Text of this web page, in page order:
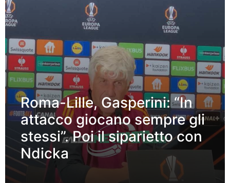
Roma-Lille, Gasperini: “In
attacco giocano sempre gli
stessi”. Poi il siparietto con
Ndicka